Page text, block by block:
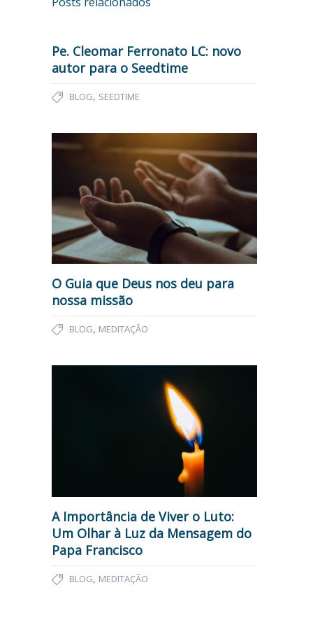
Pe. Cleomar Ferronato LC: novo
autor para o Seedtime
BLOG, SEEDTIME
O Guia que Deus nos deu para
nossa missão
BLOG, MEDITAÇÃO
A Importância de Viver o Luto:
Um Olhar à Luz da Mensagem do
Papa Francisco
BLOG, MEDITAÇÃO